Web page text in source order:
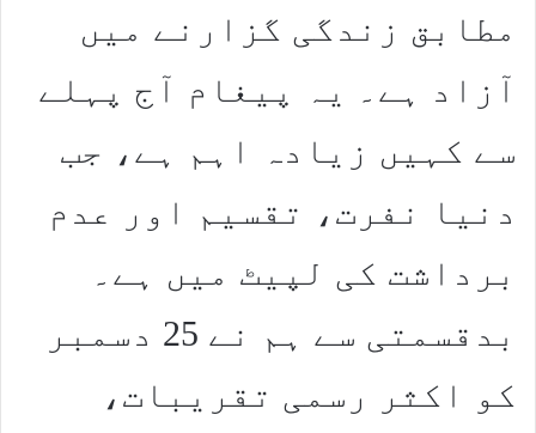
مطابق زندگی گزارنے میں
آزاد ہے۔ یہ پیغام آج پہلے
سے کہیں زیادہ اہم ہے، جب
دنیا نفرت، تقسیم اور عدم
برداشت کی لپیٹ میں ہے۔
بدقسمتی سے ہم نے 25 دسمبر
کو اکثر رسمی تقریبات،